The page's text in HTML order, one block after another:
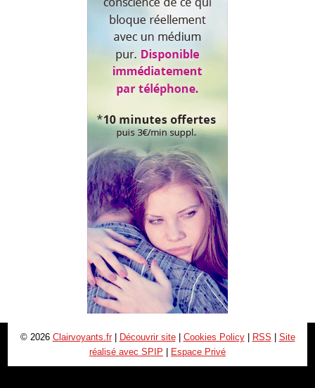
© 2026 Clairvoyants.fr| Découvrir site| Cookies Policy| RSS | Site
réalisé avec SPIP | Espace Privé